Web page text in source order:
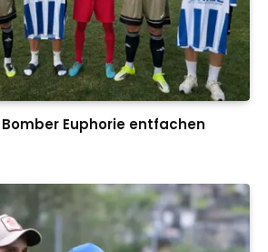
Euphorie entfachen